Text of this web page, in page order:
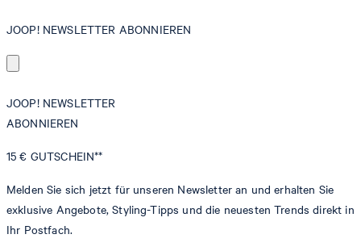
JOOP! NEWSLETTER ABONNIEREN
JOOP! NEWSLETTER
ABONNIEREN
15 € GUTSCHEIN**
Melden Sie sich jetzt für unseren Newsletter an und erhalten Sie
exklusive Angebote, Styling-Tipps und die neuesten Trends direkt in
Ihr Postfach.